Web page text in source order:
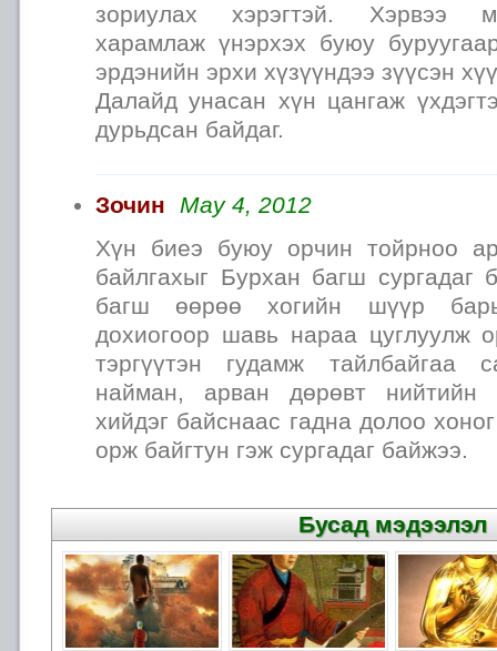
зориулах хэрэгтэй. Хэрвээ
харамлаж үнэрхэх буюу
эрдэнийн эрхи хүзүүндээ зүүсэн
Далайд унасан хүн цангаж
дурьдсан байдаг.
Зочин
May 4, 2012
Хүн биеэ буюу орчин тойрноо
байлгахыг Бурхан багш сургадаг
багш өөрөө хогийн шүүр
дохиогоор шавь нараа цуглуулж
тэргүүтэн гудамж тайлбайгаа
найман, арван дөрөвт нийтийн
хийдэг байснаас гадна долоо
орж байгтун гэж сургадаг байжээ.
Бусад мэдээлэл